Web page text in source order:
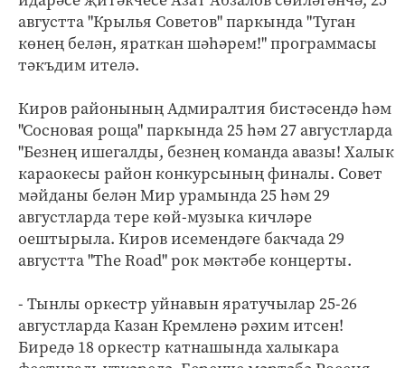
августта "Крылья Советов" паркында "Туган
көнең белән, яраткан шәһәрем!" программасы
тәкъдим ителә.
Киров районының Адмиралтия бистәсендә һәм
"Сосновая роща" паркында 25 һәм 27 августларда
"Безнең ишегалды, безнең команда авазы! Халык
караокесы район конкурсының финалы. Совет
мәйданы белән Мир урамында 25 һәм 29
августларда тере көй-музыка кичләре
оештырыла. Киров исемендәге бакчада 29
августта "The Road" рок мәктәбе концерты.
- Тынлы оркестр уйнавын яратучылар 25-26
августларда Казан Кремленә рәхим итсен!
Биредә 18 оркестр катнашында халыкара